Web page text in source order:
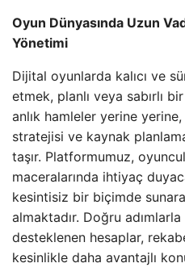
Oyun Dünyasında Uzun
Yönetimi
Dijital oyunlarda kalıcı ve
etmek, planlı veya sabırlı
anlık hamleler yerine
stratejisi ve kaynak
taşır. Platformumuz,
maceralarında ihtiyaç
kesintisiz bir biçimde
almaktadır. Doğru
desteklenen hesaplar,
kesinlikle daha avantajlı